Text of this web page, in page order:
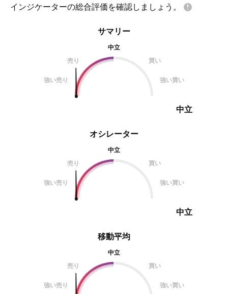
インジケーターの総合評価を確認しましょう。
オシレーター
中立
売り
買い
強い売り 強い買い
中立
サマリー
中立
売り
買い
強い売り 強い買い
中立
移動平均
中立
売り
買い
強い売り 強い買い